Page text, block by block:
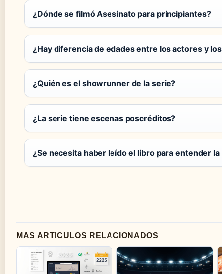
¿Dónde se filmó Asesinato para principiantes?
¿Hay diferencia de edades entre los actores y
¿Quién es el showrunner de la serie?
¿La serie tiene escenas poscréditos?
¿Se necesita haber leído el libro para entender la
MAS ARTICULOS RELACIONADOS